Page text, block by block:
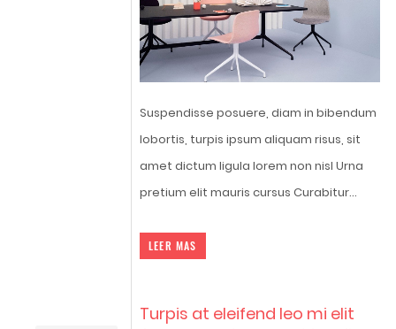
Suspendisse posuere, diam in bibendum
lobortis, turpis ipsum aliquam risus, sit
amet dictum ligula lorem non nisl Urna
pretium elit mauris cursus Curabitur...
LEER MAS
Turpis at eleifend leo mi elit